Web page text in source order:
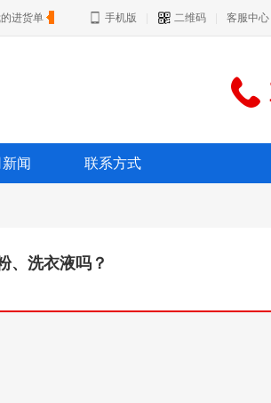
进货单 手机版 二维码 客服中心
闻 联系方式
、洗衣液吗？